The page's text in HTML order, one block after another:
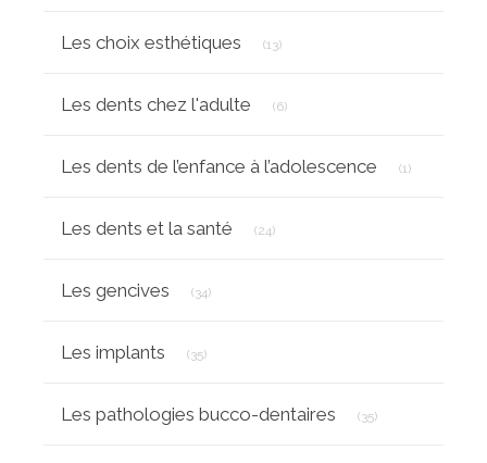
Les choix esthétiques (13)
Les dents chez l'adulte (6)
Les dents de l’enfance à l’adolescence (1)
Les dents et la santé (24)
Les gencives (34)
Les implants (35)
Les pathologies bucco-dentaires (35)